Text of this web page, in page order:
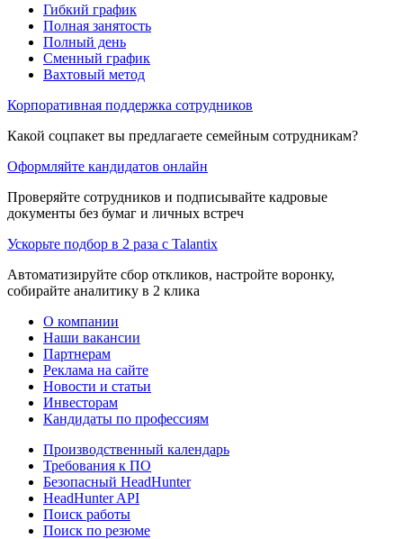
Гибкий график
Полная занятость
Полный день
Сменный график
Вахтовый метод
Корпоративная поддержка сотрудников
Какой соцпакет вы предлагаете семейным сотрудникам?
Оформляйте кандидатов онлайн
Проверяйте сотрудников и подписывайте кадровые
документы без бумаг и личных встреч
Ускорьте подбор в 2 раза с Talantix
Автоматизируйте сбор откликов, настройте воронку,
собирайте аналитику в 2 клика
О компании
Наши вакансии
Партнерам
Реклама на сайте
Новости и статьи
Инвесторам
Кандидаты по профессиям
Производственный календарь
Требования к ПО
Безопасный HeadHunter
HeadHunter API
Поиск работы
Поиск по резюме